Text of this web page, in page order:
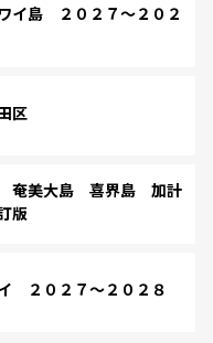
島 ２０２７～２０２
区
奄美大島 喜界島 加計
版
２０２７～２０２８